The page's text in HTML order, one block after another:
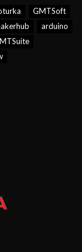
GMTSoft
arduino